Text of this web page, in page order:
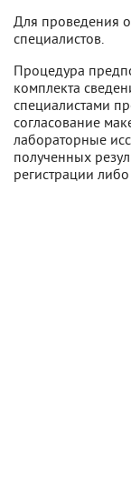
Для проведения
специалистов.
Процедура
комплекта
специалистами
согласование
лабораторные
полученных
регистрации